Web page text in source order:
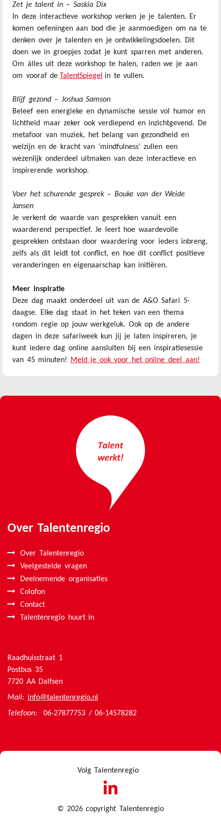
Zet je talent in – Saskia Dix
In deze interactieve workshop verken je je talenten. Er
komen oefeningen aan bod die je aanmoedigen om na te
denken over je talenten en je ontwikkelingsdoelen. Dit
doen we in groepjes zodat je kunt sparren met anderen.
Om álles uit deze workshop te halen, raden we je aan
om vooraf de TalentSpiegel in te vullen.
Blijf gezond – Joshua Samson
Beleef een energieke en dynamische sessie vol humor en
lichtheid maar zeker ook verdiepend en inzichtgevend. De
metafoor van muziek, het belang van gezondheid en
welzijn en de kracht van ‘mindfulness’ zullen een
wezenlijk onderdeel uitmaken van deze interactieve en
inspirerende workshop.
Voer het schurende gesprek – Bouke van der Weide
Jansen
Je verkent de waarde van gesprekken vanuit een
waarderend perspectief. Je leert hoe waardevolle
gesprekken ontstaan door waardering voor ieders inbreng,
zelfs als dit leidt tot conflict, en hoe dit conflict positieve
veranderingen en eigenaarschap kan initiëren.
Meer inspiratie
Deze dag maakt onderdeel uit van de A&O Safari 5-
daagse. Elke dag staat in het teken van een thema
rondom regie op jouw werkgeluk. Ook op de andere
dagen in deze safariweek kun jij je laten inspireren, je
kunt iedere dag online aansluiten bij een inspiratiesessie
van 45 minuten!
Meld je ook voor het online deel aan!
Over Talentenregio
Over Talentenregio
Veelgestelde vragen
Deelnemende organisaties
Colofon
Contact
Talentenregio huurt in
Raadhuisstraat 1
Postbus 35
7720 AA Dalfsen
Mail: info@talentenregio.nl
Telefoon: 06-27877753 / 06-14578282
Volg Talentenregio
linkedin
© 2026 copyright Talentenregio